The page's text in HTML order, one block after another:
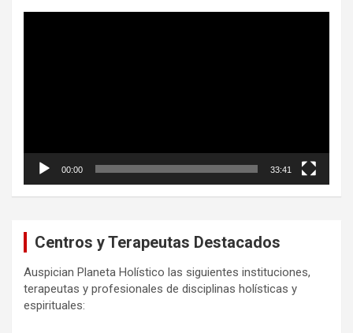
00:00 33:41
Centros y Terapeutas Destacados
Auspician Planeta Holístico las siguientes instituciones,
terapeutas y profesionales de disciplinas holísticas y
espirituales: